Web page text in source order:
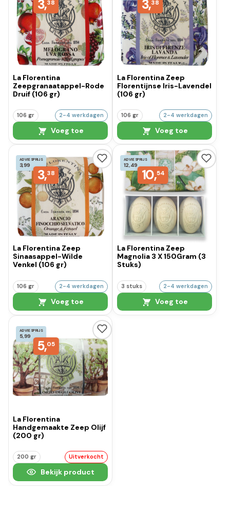
3,38
La Florentina
Zeepgranaatappel-Rode
Druif (106 gr)
106 gr 2-4 werkdagen
Voeg toe
3,38
La Florentina Zeep
Florentijnse Iris-Lavendel
(106 gr)
106 gr 2-4 werkdagen
Voeg toe
ADVIESPRIJS
3,99
3,38
La Florentina Zeep
Sinaasappel-Wilde
Venkel (106 gr)
106 gr 2-4 werkdagen
Voeg toe
ADVIESPRIJS
12,49
10,54
La Florentina Zeep
Magnolia 3 X 150Gram (3
Stuks)
3 stuks 2-4 werkdagen
Voeg toe
ADVIESPRIJS
5,99
5,05
La Florentina
Handgemaakte Zeep Olijf
(200 gr)
200 gr Uitverkocht
Bekijk product